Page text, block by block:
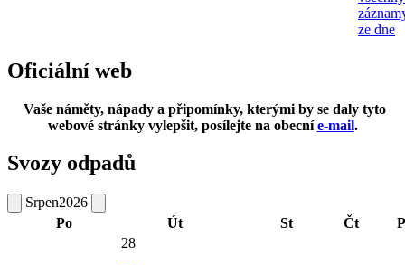
ze dne
Oficiální web
Vaše náměty, nápady a připomínky, kterými by se daly tyto
webové stránky vylepšit, posílejte na obecníe-mail.
Svozy odpadů
Srpen2026
Po
Út St Čt
28